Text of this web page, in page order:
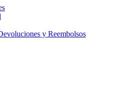
y Reembolsos